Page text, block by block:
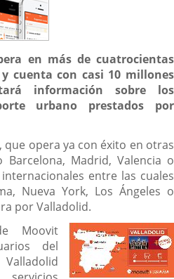
en más de cuatrocientas
cuenta con casi 10 millones
información sobre los
urbano prestados por
que opera ya con éxito en otras
Barcelona, Madrid, Valencia o
entre las cuales
Nueva York, Los Ángeles o
por Valladolid.
Moovit
del